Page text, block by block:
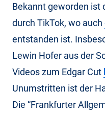
Bekannt geworden ist
durch TikTok, wo auch
entstanden ist.
Lewin Hofer aus der
Videos zum Edgar Cut
Unumstritten ist der
Die “Frankfurter